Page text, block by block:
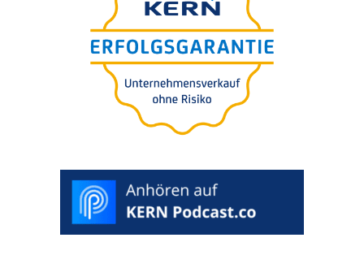
Die 7 teuers­ten Fehler bei
der Unter­neh­mens-bewer­
tung für Käufer oder
Verkäufer
VÁLASZTSON KI EGY KÍVÁNT